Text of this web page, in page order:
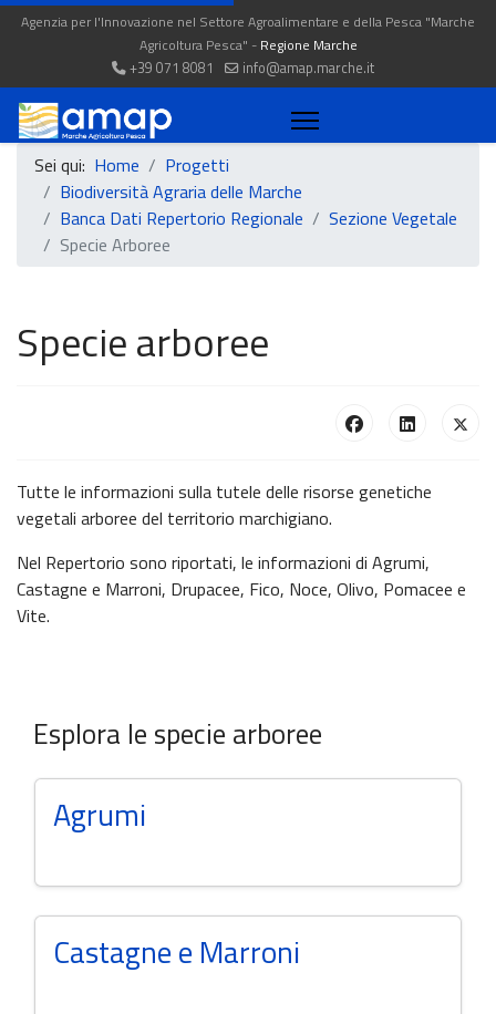
Agenzia per l'Innovazione nel Settore Agroalimentare e della Pesca "Marche
Agricoltura Pesca" - Regione Marche
+39 071 8081
info@amap.marche.it
Sei qui: Home
Progetti
Biodiversità Agraria delle Marche
Banca Dati Repertorio Regionale
Sezione Vegetale
Specie Arboree
Specie arboree
Tutte le informazioni sulla tutele delle risorse genetiche
vegetali arboree del territorio marchigiano.
Nel Repertorio sono riportati, le informazioni di Agrumi,
Castagne e Marroni, Drupacee, Fico, Noce, Olivo, Pomacee e
Vite.
Esplora le specie arboree
Agrumi
Castagne e Marroni